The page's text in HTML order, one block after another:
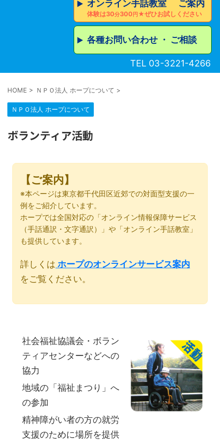
▶︎ オンライン手話教室 ご案内
体験は30分300円★ぜひお試しください
▶︎ 各種お問い合わせ ・ ご相談
TEL 03-3221-4266
HOME > ＮＰＯ法人 ホープについて >
ＮＰＯ法人 ホープについて
ボランティア活動
【ご案内】
※本ページは東京都千代田区近郊での対面型支援の一
例をご紹介しています。
ホープでは全国対応の「オンライン情報保障サービス
（手話通訳・文字通訳）」や「オンライン手話教室」
も提供しています。
詳しくは ホープのオンラインサービス案内
をご覧ください。
社会福祉協議会・ボラン
ティアセンターなどへの
協力
地域の「福祉まつり」へ
の参加
精神障がい者の方の就労
支援のために場所を提供